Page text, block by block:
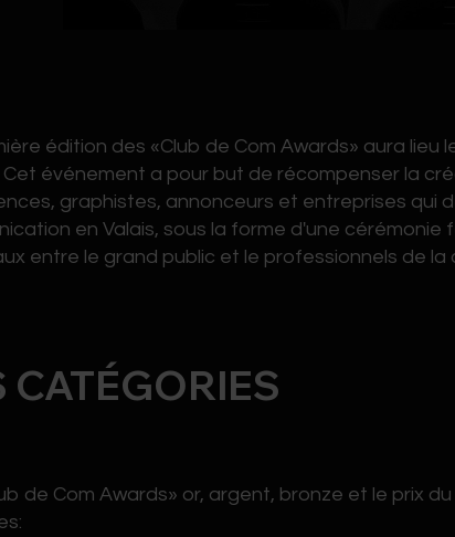
édition des «Club de Com Awards» aura lieu
. Cet événement a pour but de récompenser la
graphistes, annonceurs et entreprises qui
en Valais, sous la forme d'une
entre le grand public et le professionnels de la
CATÉGORIES
de Com Awards» or, argent, bronze et le prix